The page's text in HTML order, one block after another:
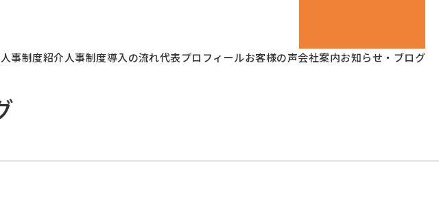
事制度紹介人事制度導入の流れ代表プロフィールお客様の声会社案内お知らせ・ブログ